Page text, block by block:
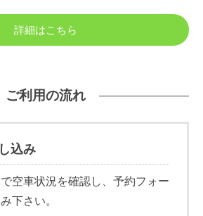
詳細はこちら
ご利用の流れ
込み
空車状況を確認し、予約フォー
下さい。